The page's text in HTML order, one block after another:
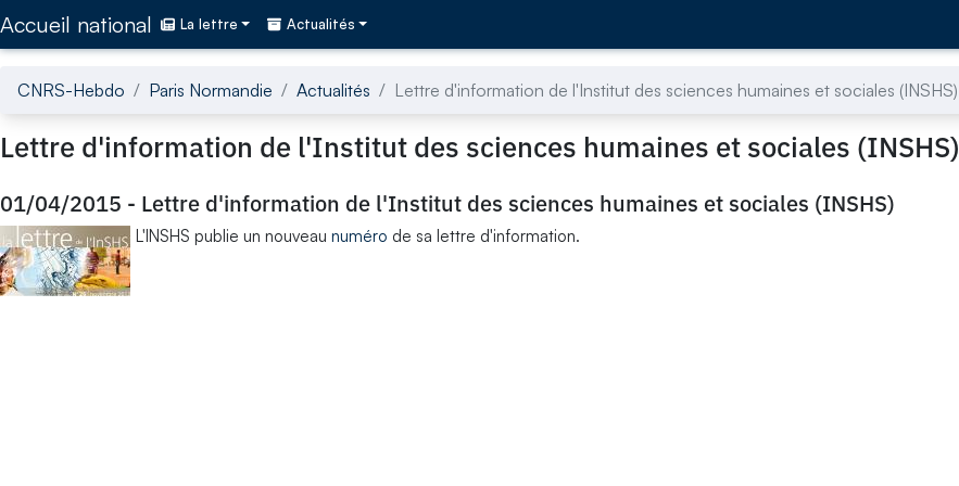
Accueil national La lettre Actualités
CNRS-Hebdo Paris Normandie Actualités Lettre d'information de l'Institut des sciences humaines et sociales (INSHS)
Lettre d'information de l'Institut des sciences humaines et sociales (INSHS)
01/04/2015 - Lettre d'information de l'Institut des sciences humaines et sociales (INSHS)
L'INSHS publie un nouveau numéro de sa lettre d'information.